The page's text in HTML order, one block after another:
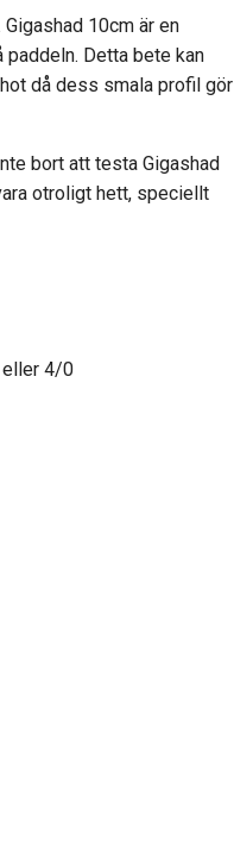
10cm är en
Detta bete kan
då dess smala profil gör
bort att testa Gigashad
otroligt hett, speciellt
eller 4/0